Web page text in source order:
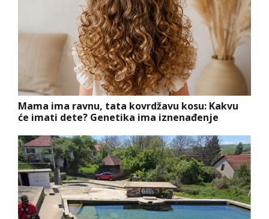
Mama ima ravnu, tata kovrdžavu kosu: Kakvu
će imati dete? Genetika ima iznenađenje